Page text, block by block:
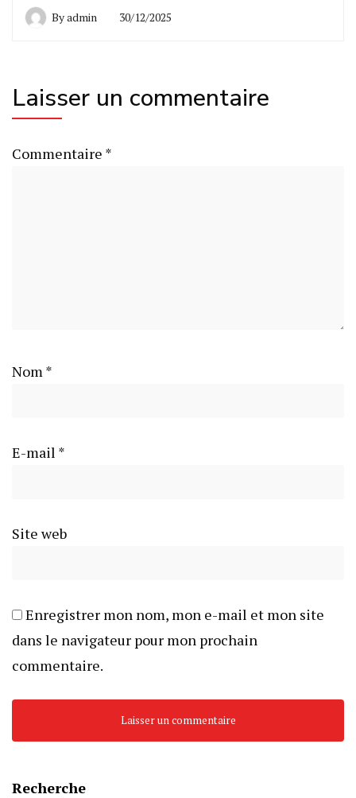
Byadmin 30/12/2025
Laisser un commentaire
Commentaire *
Nom *
E-mail *
Site web
Enregistrer mon nom, mon e-mail et mon site
dans le navigateur pour mon prochain
commentaire.
Recherche